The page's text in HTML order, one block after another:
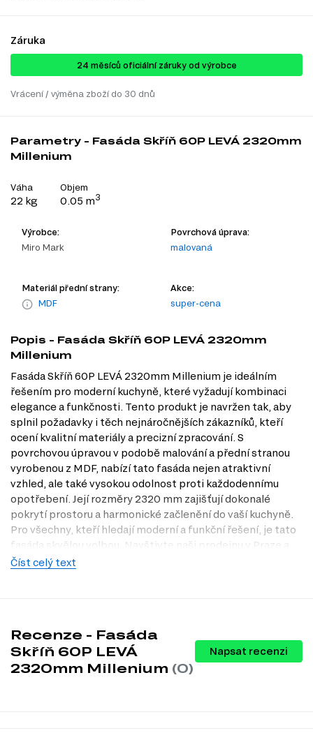
Záruka
24 ​​​​měsíců oficiální záruky od výrobce
Vrácení / výměna zboží do 30 dnů
Parametry - Fasáda Skříň 60P LEVÁ 2320mm
Millenium
Váha
22 kg
Objem
0.05 m3
Výrobce:
Miro Mark
Povrchová úprava:
malovaná
Materiál přední strany:
MDF
Akce:
super-cena
Popis - Fasáda Skříň 60P LEVÁ 2320mm
Millenium
Fasáda Skříň 60P LEVÁ 2320mm Millenium je ideálním
řešením pro moderní kuchyně, které vyžadují kombinaci
elegance a funkčnosti. Tento produkt je navržen tak, aby
splnil požadavky i těch nejnáročnějších zákazníků, kteří
ocení kvalitní materiály a precizní zpracování. S
povrchovou úpravou v podobě malování a přední stranou
vyrobenou z MDF, nabízí tato fasáda nejen atraktivní
vzhled, ale také vysokou odolnost proti každodennímu
opotřebení. Její rozměry 2320 mm zajišťují dokonalé
pokrytí prostoru a harmonické začlenění do vaší kuchyně.
Pro všechny, kteří hledají moderní a funkční řešení, je tato
fasáda skvělou volbou. Navštivte naši prodejnu v Praze a
objevte, jak může tento produkt obohatit vaši kuchyni. Na
Charakteristiky, vlastnosti a výhody
Moderní design. Fasáda Skříň 60P LEVÁ Millenium přináší do vaší
kuchyně současný styl, který osvěží a zmodernizuje každý prostor.
Číst celý text
Recenze - Fasáda
Skříň 60P LEVÁ
2320mm Millenium (0)
Napsat recenzi